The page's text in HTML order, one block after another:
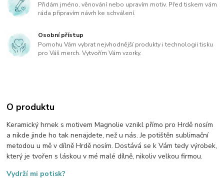
Přidám jméno, věnování nebo upravím motiv. Před tiskem vám
ráda připravím návrh ke schválení.
Osobní přístup
Pomohu Vám vybrat nejvhodnější produkty i technologii tisku
pro Váš merch. Vytvořím Vám vzorky.
O produktu
Keramický hrnek s motivem Magnolie vznikl přímo pro Hrdě nosím
a nikde jinde ho tak nenajdete, než u nás. Je potištěn sublimační
metodou u mě v dílně Hrdě nosím. Dostává se k Vám tedy výrobek,
který je tvořen s láskou v mé malé dílně, nikoliv velkou firmou.
Vydrží mi potisk?